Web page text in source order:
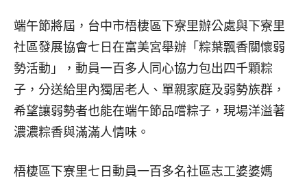
端午節將屆，台中市梧棲區下寮里辦公處與下寮里
社區發展協會七日在富美宮舉辦「粽葉飄香關懷弱
勢活動」，動員一百多人同心協力包出四千顆粽
子，分送給里內獨居老人、單親家庭及弱勢族群，
希望讓弱勢者也能在端午節品嚐粽子，現場洋溢著
濃濃粽香與滿滿人情味。
梧棲區下寮里七日動員一百多名社區志工婆婆媽